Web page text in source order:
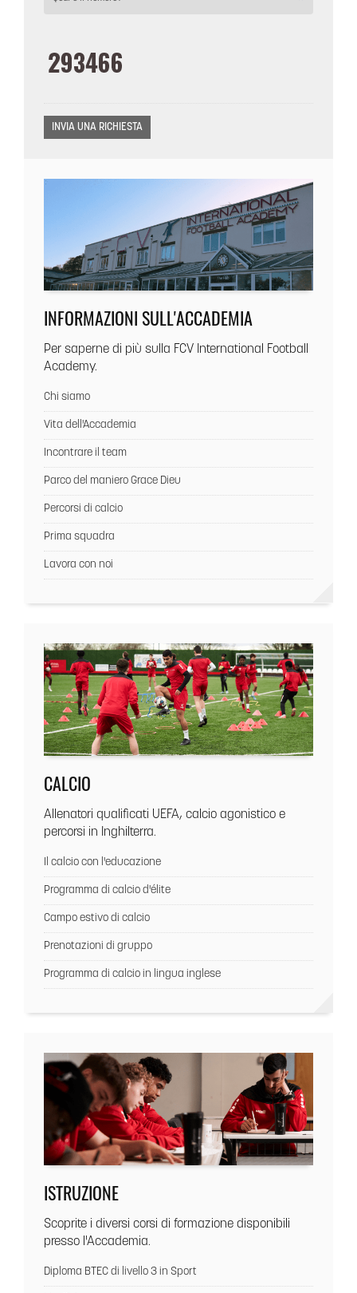
INFORMAZIONI SULL'ACCADEMIA
Per saperne di più sulla FCV International Football
Academy.
Chi siamo
Vita dell'Accademia
Incontrare il team
Parco del maniero Grace Dieu
Percorsi di calcio
Prima squadra
Lavora con noi
CALCIO
Allenatori qualificati UEFA, calcio agonistico e
percorsi in Inghilterra.
Il calcio con l'educazione
Programma di calcio d'élite
Campo estivo di calcio
Prenotazioni di gruppo
Programma di calcio in lingua inglese
ISTRUZIONE
Scoprite i diversi corsi di formazione disponibili
presso l'Accademia.
Diploma BTEC di livello 3 in Sport